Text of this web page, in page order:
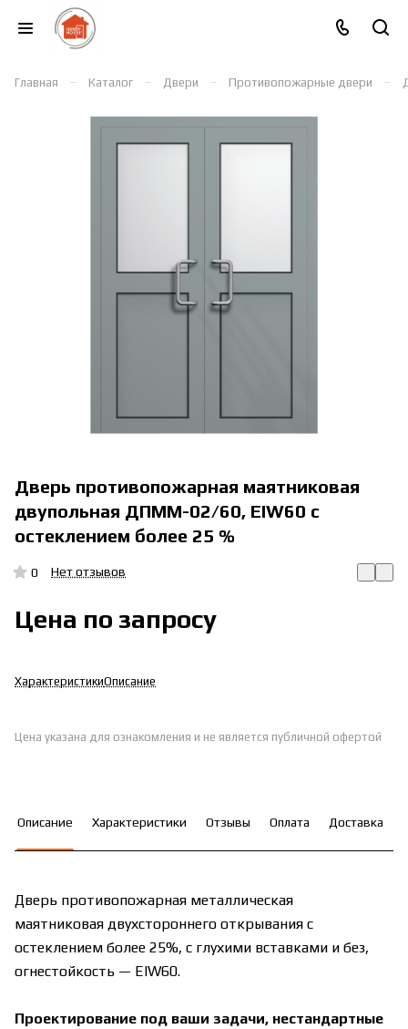
Главная – Каталог – Двери – Противопожарные двери –
Дверь противопожарная маятниковая
двупольная ДПММ-02/60, EIW60 с
остеклением более 25 %
0 Нет отзывов
Цена по запросу
ХарактеристикиОписание
Цена указана для ознакомления и не является публичной офертой
Описание Характеристики Отзывы Оплата Доставка
Дверь противопожарная металлическая
маятниковая двухстороннего открывания с
остеклением более 25%, с глухими вставками и без,
огнестойкость — EIW60.
Проектирование под ваши задачи, нестандартные